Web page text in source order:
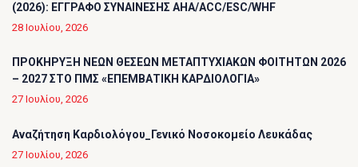
(2026): ΕΓΓΡΑΦΟ ΣΥΝΑΙΝΕΣΗΣ AHA/ACC/ESC/WHF
28 Ιουλίου, 2026
ΠΡΟΚΗΡΥΞΗ ΝΕΩΝ ΘΕΣΕΩΝ ΜΕΤΑΠΤΥΧΙΑΚΩΝ ΦΟΙΤΗΤΩΝ 2026
– 2027 ΣΤΟ ΠΜΣ «ΕΠΕΜΒΑΤΙΚΗ ΚΑΡΔΙΟΛΟΓΙΑ»
27 Ιουλίου, 2026
Αναζήτηση Καρδιολόγου_Γενικό Νοσοκομείο Λευκάδας
27 Ιουλίου, 2026